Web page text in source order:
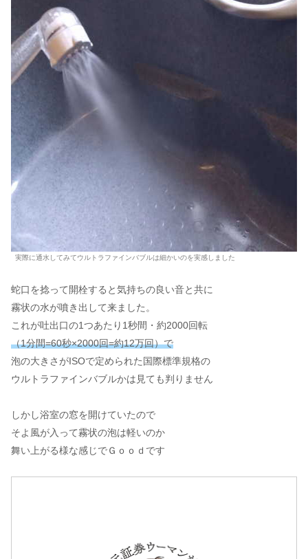
実際に通水してみてウルトラファインバブルは細かいのを実感しました
蛇口を捻って開栓すると気持ちの良い音と共に
霧状の水が噴き出して来ました。
これが吐出口の1つあたり1秒間・約2000回転
（1分間=60秒×2000回=約12万回）で
泡の大きさがISOで定められた国際標準規格の
ウルトラファインバブルかは見ても判りません
しかし浴室の窓を開けていたので
そよ風が入って霧状の泡は軽いのか
舞い上がる様な感じでＧｏｏｄです